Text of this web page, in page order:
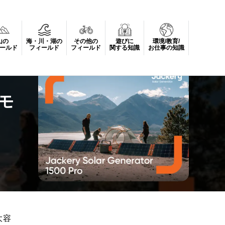
の
ルド
海・川・湖の
フィールド
その他の
フィールド
遊びに
関する知識
環境/教育/
お仕事の知識
登場
容